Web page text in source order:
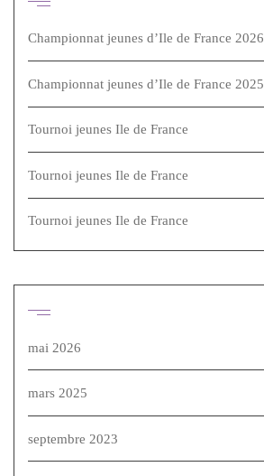
Championnat jeunes d’Ile de France 2026
Championnat jeunes d’Ile de France 2025
Tournoi jeunes Ile de France
Tournoi jeunes Ile de France
Tournoi jeunes Ile de France
mai 2026
mars 2025
septembre 2023